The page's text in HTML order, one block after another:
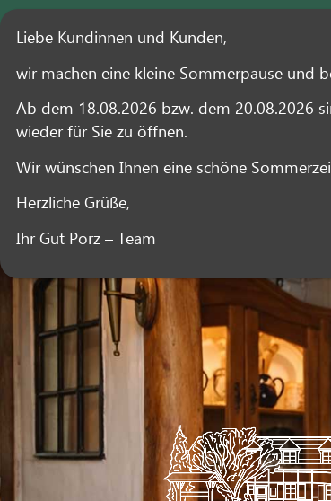
Liebe Kundinnen und Kunden,
wir machen eine kleine Sommerpause und
Ab dem 18.08.2026 bzw. dem 20.08.2026
wieder für Sie zu öffnen.
Wir wünschen Ihnen eine schöne
Herzliche Grüße,
Ihr Gut Porz – Team